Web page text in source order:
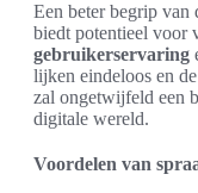
Een beter begrip van
biedt potentieel voor
gebruikerservaring
lijken eindeloos en
zal ongetwijfeld een
digitale wereld.
Voordelen van